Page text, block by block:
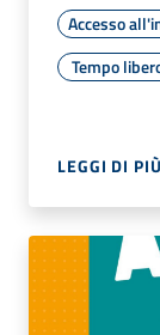
Accesso
Tempo
LEGGI DI PIÙ